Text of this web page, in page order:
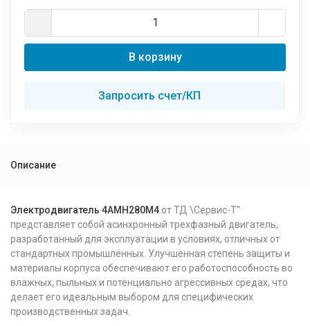
В корзину
Запросить счет/КП
Описание
Электродвигатель 4АМН280М4 от ТД \Сервис-Т"
представляет собой асинхронный трехфазный двигатель,
разработанный для эксплуатации в условиях, отличных от
стандартных промышленных. Улучшенная степень защиты и
материалы корпуса обеспечивают его работоспособность во
влажных, пыльных и потенциально агрессивных средах, что
делает его идеальным выбором для специфических
производственных задач.